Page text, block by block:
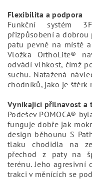
Flexibilita a podpora
Funkční systém
přizpůsobení a dobrou
patu pevně na místě
Vložka OrthoLite®
odvádí vlhkost, čímž
suchu. Natažená
chodníků, jako je štěrk
Vynikající přilnavost a
Podešev POMOCA®
funguje dobře jak
design běhounu S
tlaku chodidla na
přechod z paty na
terénu. Jeho agresivní
trakci v měnících se